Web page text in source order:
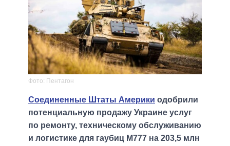
Фото: Пентагон
Соединенные Штаты Америки одобрили
потенциальную продажу Украине услуг
по ремонту, техническому обслуживанию
и логистике для гаубиц M777 на 203,5 млн